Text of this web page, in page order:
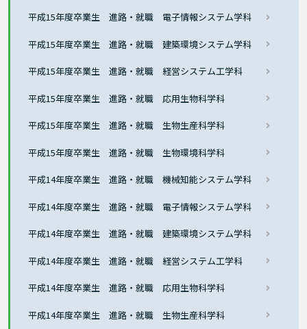
平成15年度卒業生 進路・就職 電子情報システム学科
平成15年度卒業生 進路・就職 建築環境システム学科
平成15年度卒業生 進路・就職 経営システム工学科
平成15年度卒業生 進路・就職 応用生物科学科
平成15年度卒業生 進路・就職 生物生産科学科
平成15年度卒業生 進路・就職 生物環境科学科
平成14年度卒業生 進路・就職 機械知能システム学科
平成14年度卒業生 進路・就職 電子情報システム学科
平成14年度卒業生 進路・就職 建築環境システム学科
平成14年度卒業生 進路・就職 経営システム工学科
平成14年度卒業生 進路・就職 応用生物科学科
平成14年度卒業生 進路・就職 生物生産科学科